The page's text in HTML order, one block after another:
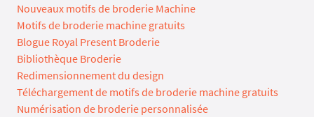
Nouveaux motifs de broderie Machine
Motifs de broderie machine gratuits
Blogue Royal Present Broderie
Bibliothèque Broderie
Redimensionnement du design
Téléchargement de motifs de broderie machine gratuits
Numérisation de broderie personnalisée